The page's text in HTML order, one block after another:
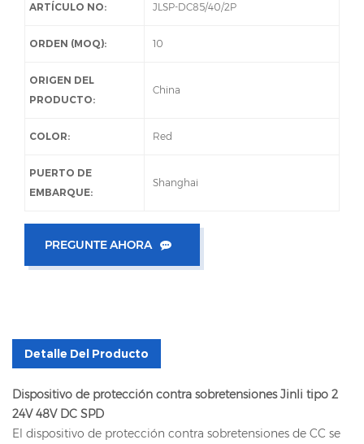
ARTÍCULO NO: JLSP-DC85/40/2P
ORDEN (MOQ): 10
ORIGEN DEL
PRODUCTO:
China
COLOR: Red
PUERTO DE
EMBARQUE:
Shanghai
PREGUNTE AHORA
Detalle Del Producto
Dispositivo de protección contra sobretensiones Jinli tipo 2
24V 48V DC SPD
El dispositivo de protección contra sobretensiones de CC se